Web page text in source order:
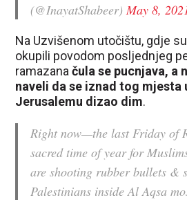
(@InayatShabeer)May 8,
Na Uzvišenom utočištu, gdje
okupili povodom posljednjeg
ramazanačula se pucnjava, a
naveli da se iznad tog mjesta
Jerusalemu dizao dim.
Right now—the last Friday of
sacred time of year for
are shooting rubber bullets &
Palestinians inside Al Aqsa